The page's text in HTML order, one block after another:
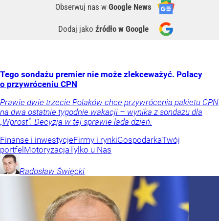
Obserwuj nas w Google News
Dodaj jako źródło w Google
Tego sondażu premier nie może zlekceważyć. Polacy
o przywróceniu CPN
Prawie dwie trzecie Polaków chce przywrócenia pakietu CPN
na dwa ostatnie tygodnie wakacji – wynika z sondażu dla
„Wprost”. Decyzja w tej sprawie lada dzień.
Finanse i inwestycjeFirmy i rynkiGospodarkaTwój
portfel MotoryzacjaTylko u Nas
Radosław Święcki